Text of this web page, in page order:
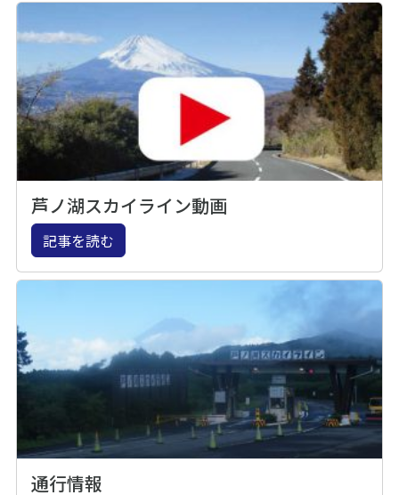
芦ノ湖スカイライン動画
記事を読む
通行情報